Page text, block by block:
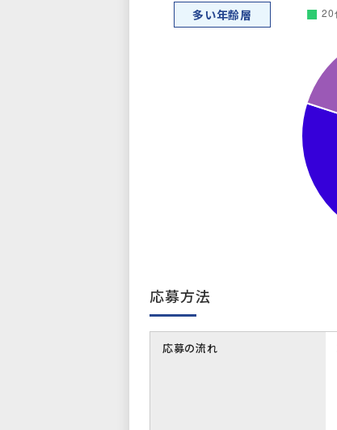
多い年齢層
応募方法
応募の流れ